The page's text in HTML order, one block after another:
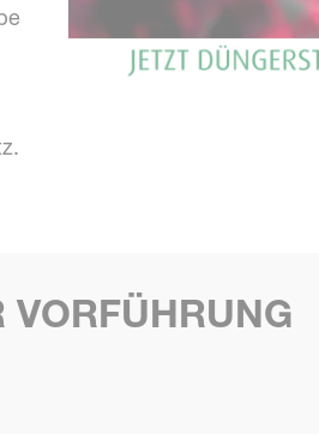
VORFÜHRUNG